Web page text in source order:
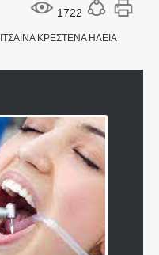
1722
ΚΡΕΣΤΕΝΑ ΗΛΕΙΑ